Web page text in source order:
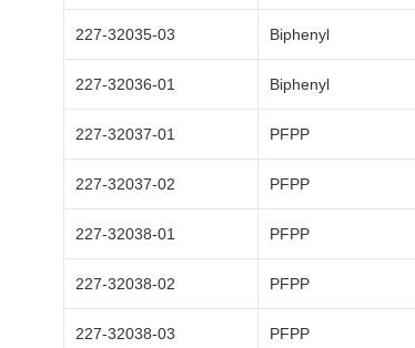
227-32035-03 Biphenyl
227-32036-01 Biphenyl
227-32037-01 PFPP
227-32037-02 PFPP
227-32038-01 PFPP
227-32038-02 PFPP
227-32038-03 PFPP